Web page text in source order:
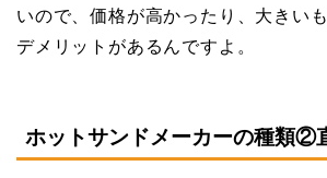
いので、価格が高かったり、大きい
デメリットがあるんですよ。
ホットサンドメーカーの種類②